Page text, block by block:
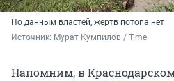
По данным властей, жертв потопа нет
Источник: Мурат Кумпилов / T.me
Напомним, в